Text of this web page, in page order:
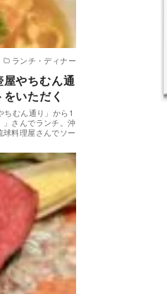
ランチ・ディナー
屋やちむん通
いただく
ちむん通り」から1
さんでランチ。沖
料理屋さんでソー